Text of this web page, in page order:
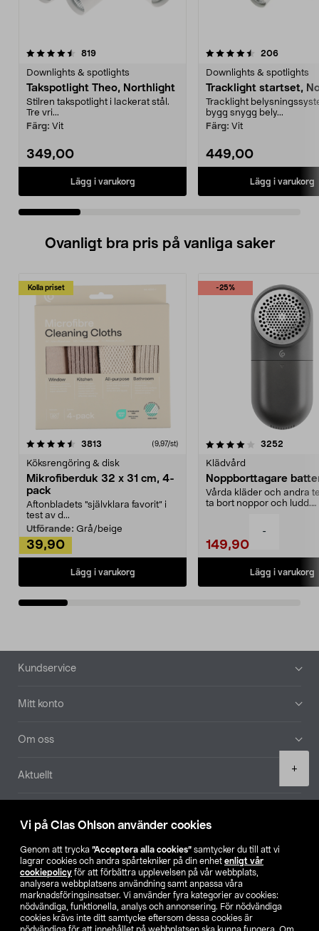
Vi på Clas Ohlson använder cookies
Genom att trycka ”Acceptera alla cookies” samtycker du till att vi
lagrar cookies och andra spårtekniker på din enhet enligt vår
cookiepolicy för att förbättra upplevelsen på vår webbplats,
analysera webbplatsens användning samt anpassa våra
marknadsföringsinsatser. Vi använder fyra kategorier av cookies:
nödvändiga, funktionella, analys och annonsering. För nödvändiga
cookies krävs inte ditt samtycke eftersom dessa cookies är
-
+
819recensioner
Downlights & spotlights
Takspotlight Theo, Northlight
Stilren takspotlight i lackerat stål.
Tre vri...
Färg: Vit
349,00
Lägg i varukorg
4.5 av 5 stjärnor 206
Downlights & spotlights
Tracklight startset,
Tracklight
bygg snygg bely...
Färg: Vit
449,00
Lägg i varukorg
4.5 av 5 stjärnor
Ovanligt bra pris på vanliga saker
Kolla priset
3813 (9,97/st)
Köksrengöring & disk
Mikrofiberduk 32 x 31 cm, 4-
pack
Aftonbladets "självklara favorit” i
test av d...
Utförande: Grå/beige
39,90
Lägg i varukorg
-25%
4.0av 5 stjärnor 3252
Klädvård
Noppborttagare
Vårda kläder och andra
ta bort noppor och ludd.
149,90
Lägg i varukorg
4.5av 5 stjärnor
Sidfot
Kundservice
Mitt konto
Om oss
Aktuellt
Hitta butik
SE NO FI